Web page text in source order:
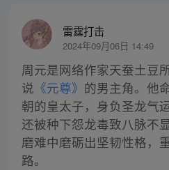
雷霆打击
2024年09月06日 14:49
周元是网络作家天蚕土豆
说 《元尊》 的男主角。他
朝的皇太子，身负圣龙气
还被种下怨龙毒致八脉不
磨难中磨砺出坚韧性格，
路。